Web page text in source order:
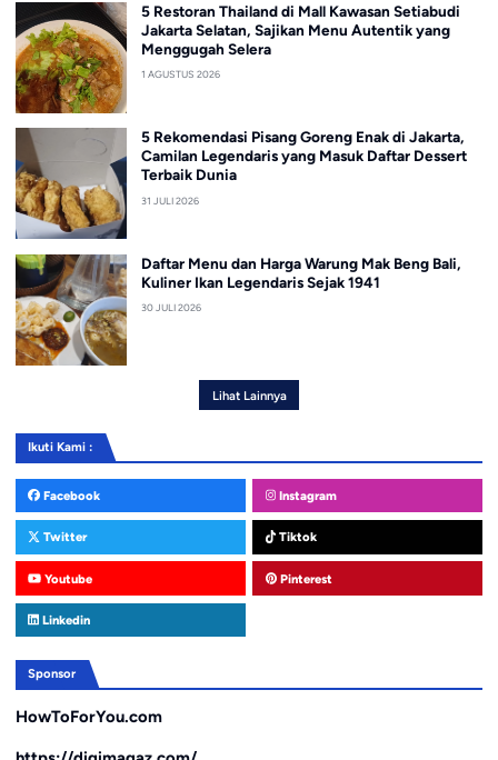
5 Restoran Thailand di Mall Kawasan Setiabudi
Jakarta Selatan, Sajikan Menu Autentik yang
Menggugah Selera
1 AGUSTUS 2026
5 Rekomendasi Pisang Goreng Enak di Jakarta,
Camilan Legendaris yang Masuk Daftar Dessert
Terbaik Dunia
31 JULI 2026
Daftar Menu dan Harga Warung Mak Beng Bali,
Kuliner Ikan Legendaris Sejak 1941
30 JULI 2026
Lihat Lainnya
Ikuti Kami :
Facebook Instagram
Twitter Tiktok
Youtube Pinterest
Linkedin
Sponsor
HowToForYou.com